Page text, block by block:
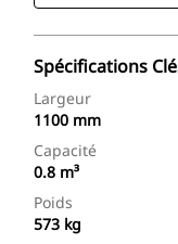
Spécifications
Largeur
1100 mm
Capacité
0.8 m³
Poids
573 kg